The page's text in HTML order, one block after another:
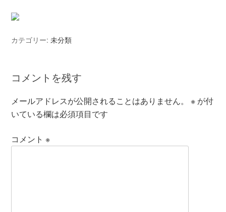
カテゴリー:未分類
コメントを残す
メールアドレスが公開されることはありません。 ※ が付
いている欄は必須項目です
コメント※